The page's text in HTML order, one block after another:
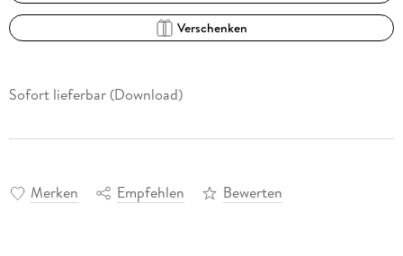
Verschenken
Sofort lieferbar (Download)
Merken Empfehlen Bewerten